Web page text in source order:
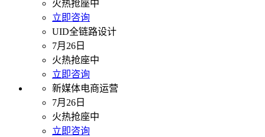
火热抢座中
立即咨询
UID全链路设计
7月26日
火热抢座中
立即咨询
新媒体电商运营
7月26日
火热抢座中
立即咨询